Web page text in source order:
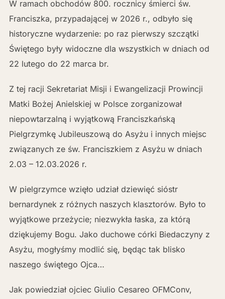
W ramach obchodów 800. rocznicy śmierci św.
Franciszka, przypadającej w 2026 r., odbyło się
historyczne wydarzenie: po raz pierwszy szczątki
Świętego były widoczne dla wszystkich w dniach od
22 lutego do 22 marca br.
Z tej racji Sekretariat Misji i Ewangelizacji Prowincji
Matki Bożej Anielskiej w Polsce zorganizował
niepowtarzalną i wyjątkową Franciszkańską
Pielgrzymkę Jubileuszową do Asyżu i innych miejsc
związanych ze św. Franciszkiem z Asyżu w dniach
2.03 – 12.03.2026 r.
W pielgrzymce wzięło udział dziewięć sióstr
bernardynek z różnych naszych klasztorów. Było to
wyjątkowe przeżycie; niezwykła łaska, za którą
dziękujemy Bogu. Jako duchowe córki Biedaczyny z
Asyżu, mogłyśmy modlić się, będąc tak blisko
naszego świętego Ojca…
Jak powiedział ojciec Giulio Cesareo OFMConv,